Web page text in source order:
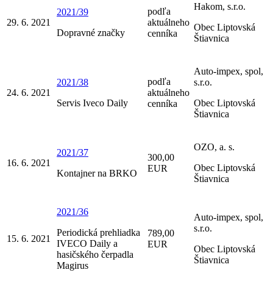
29. 6. 2021
2021/39
Dopravné značky
podľa
aktuálneho
cenníka
Hakom, s.r.o.
Obec Liptovská
Štiavnica
24. 6. 2021
2021/38
Servis Iveco Daily
podľa
aktuálneho
cenníka
Auto-impex, spol,
s.r.o.
Obec Liptovská
Štiavnica
16. 6. 2021
2021/37
Kontajner na BRKO
300,00
EUR
OZO, a. s.
Obec Liptovská
Štiavnica
15. 6. 2021
2021/36
Periodická prehliadka
IVECO Daily a
hasičského čerpadla
Magirus
789,00
EUR
Auto-impex, spol,
s.r.o.
Obec Liptovská
Štiavnica